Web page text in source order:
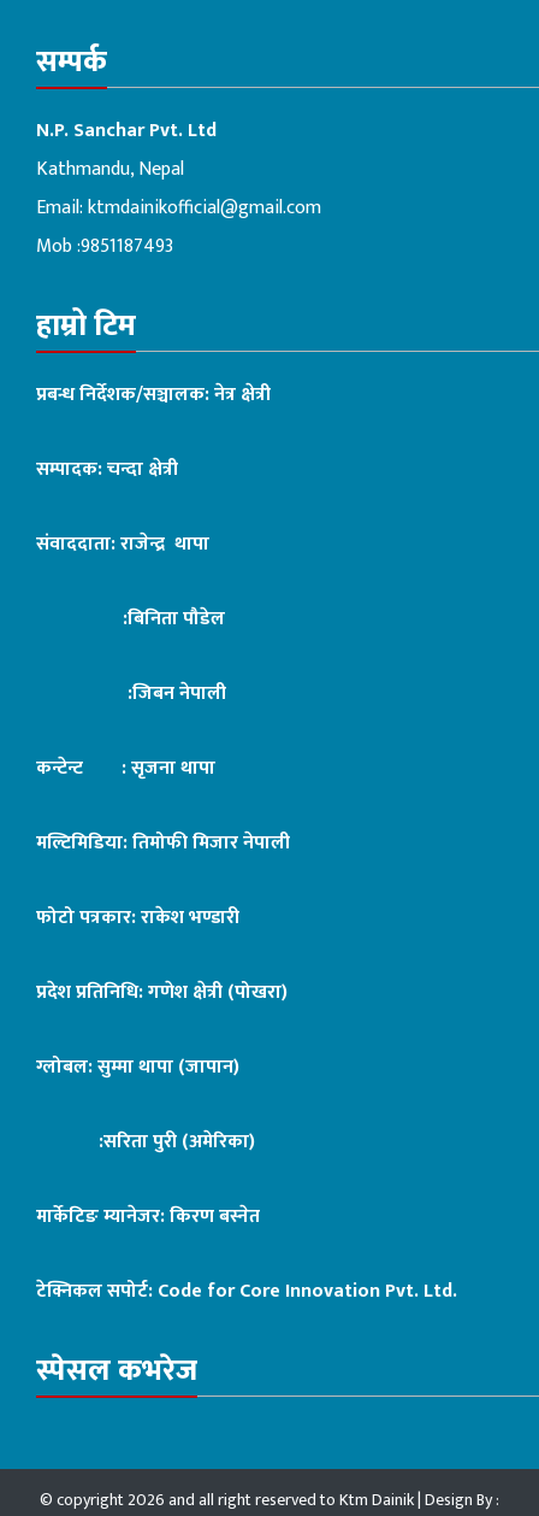
सम्पर्क
N.P. Sanchar Pvt. Ltd
Kathmandu, Nepal
Email:ktmdainikofficial@gmail.com
Mob :9851187493
हाम्रो टिम
प्रबन्ध निर्देशक/सञ्चालक: नेत्र क्षेत्री
सम्पादक: चन्दा क्षेत्री
संवाददाता: राजेन्द्र थापा
:बिनिता पौडेल
:जिबन नेपाली
कन्टेन्ट : सृजना थापा
मल्टिमिडिया: तिमोफी मिजार नेपाली
फोटो पत्रकार: राकेश भण्डारी
प्रदेश प्रतिनिधि: गणेश क्षेत्री (पोखरा)
ग्लोबल: सुम्मा थापा (जापान)
:सरिता पुरी (अमेरिका)
मार्केटिङ म्यानेजर: किरण बस्नेत
टेक्निकल सपोर्ट:Code for Core Innovation Pvt. Ltd.
स्पेसल कभरेज
© copyright 2026 and all right reserved to Ktm Dainik | Design By :